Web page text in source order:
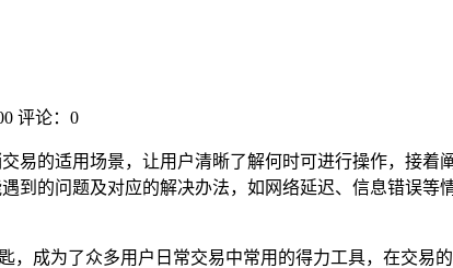
评论：0
易的适用场景，让用户清晰了解何时可进行操作，接着
到的问题及对应的解决办法，如网络延迟、信息错误等
成为了众多用户日常交易中常用的得力工具，在交易